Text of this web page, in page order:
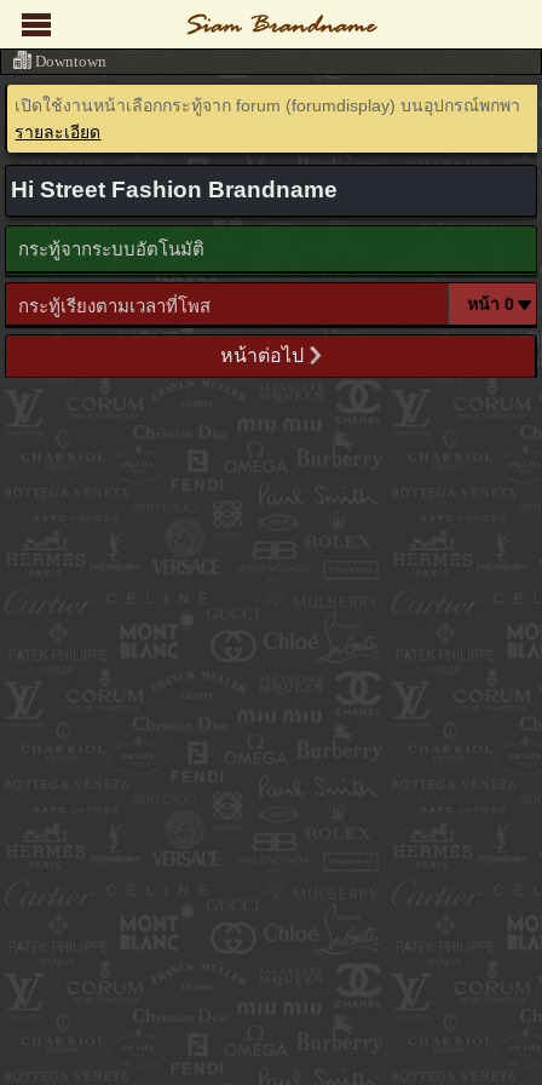
เปิดใช้งานหน้าเลือกกระทู้จาก forum (forumdisplay) บนอุปกรณ์พกพา
รายละเอียด
Hi Street Fashion Brandname
กระทู้จากระบบอัตโนมัติ
กระทู้เรียงตามเวลาที่โพส
หน้าต่อไป
Downtown